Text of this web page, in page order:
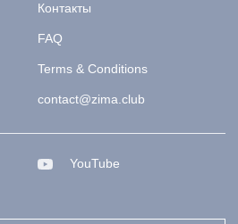
Контакты
FAQ
Terms & Conditions
contact@zima.club
YouTube